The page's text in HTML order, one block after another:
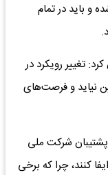
و باید در تمام
تغییر رویکرد در
نیاید و فرصت‌های
شرکت ملی
کنند، چرا که برخی